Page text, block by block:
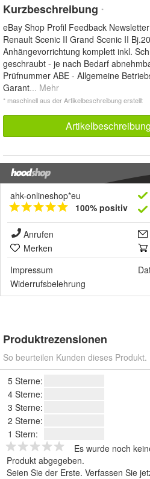
Kurzbeschreibung *
eBay Shop Profil Feedback
Renault Scenic II Grand Scenic II
Anhängevorrichtung komplett inkl.
geschraubt - je nach Bedarf
Prüfnummer ABE - Allgemeine
Garant... Mehr
* maschinell aus der Artikelbeschreibung erstellt
ahk-onlineshop*eu
100% positiv
Anrufen
Merken
Impressum
Widerrufsbelehrung
Produktrezensionen
So beurteilen Kunden dieses Produkt.
5 Sterne:
4 Sterne:
3 Sterne:
2 Sterne:
1 Stern:
Es wurde noch
Produkt abgegeben.
Seien Sie der Erste. Verfassen Sie